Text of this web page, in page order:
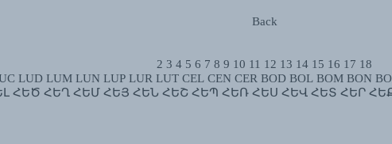
Back
2 3 4 5 6 7 8 9 10 11 12 13 14 15 16 17 18
LUD LUM LUN LUP LUR LUT CEL CEN CER BOD BOL BOM BON
ՀԵԾ ՀԵՂ ՀԵՄ ՀԵՅ ՀԵՆ ՀԵՇ ՀԵՊ ՀԵՌ ՀԵՍ ՀԵՎ ՀԵՏ ՀԵՐ